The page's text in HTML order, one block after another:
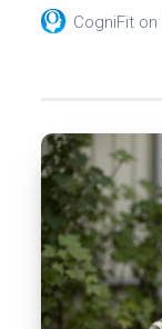
CogniFit on